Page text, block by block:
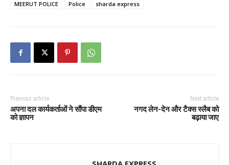
MEERUT POLICE Police sharda express
Previous article
अपना दल कार्यकर्ताओं ने सौंपा डीएम
को ज्ञापन
Next article
नगद लेन-देन और टैक्स स्लैब को
बढ़ाया जाए